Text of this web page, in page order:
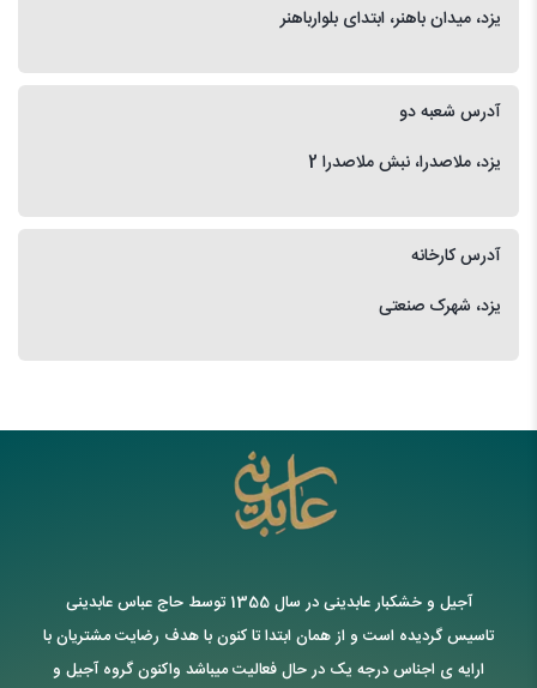
یزد، میدان باهنر، ابتدای بلوارباهنر
آدرس شعبه دو
یزد، ملاصدرا، نبش ملاصدرا 2
آدرس کارخانه
یزد، شهرک صنعتی
آجیل و خشکبار عابدینی در سال 1355 توسط حاج عباس عابدینی
تاسیس گردیده است و از همان ابتدا تا کنون با هدف رضایت مشتریان با
ارایه ی اجناس درجه یک در حال فعالیت میباشد واکنون گروه آجیل و